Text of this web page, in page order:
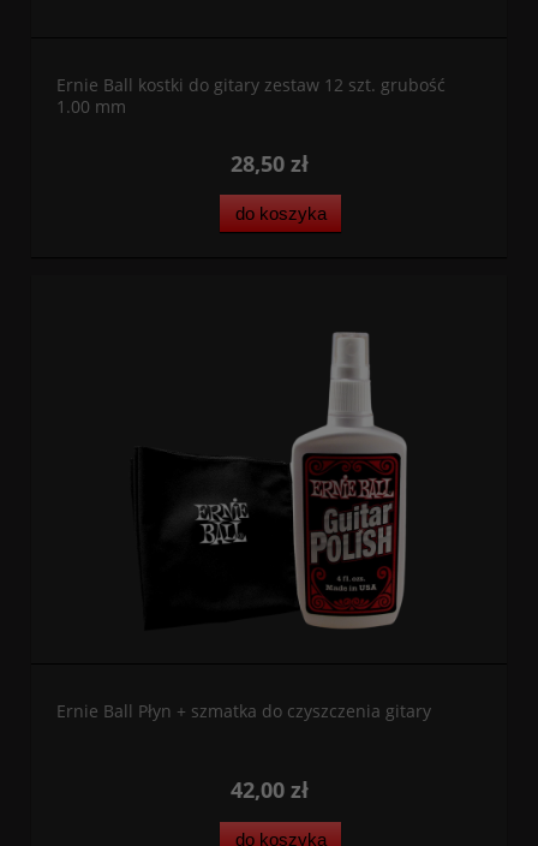
Ernie Ball kostki do gitary zestaw 12 szt. grubość
1.00 mm
28,50 zł
do koszyka
Ernie Ball Płyn + szmatka do czyszczenia gitary
42,00 zł
do koszyka